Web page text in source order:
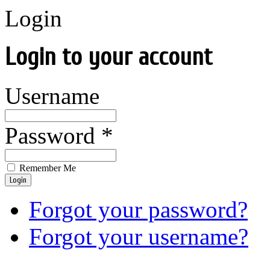
Login
Login to your account
Username
Password *
Remember Me
Login
Forgot your password?
Forgot your username?